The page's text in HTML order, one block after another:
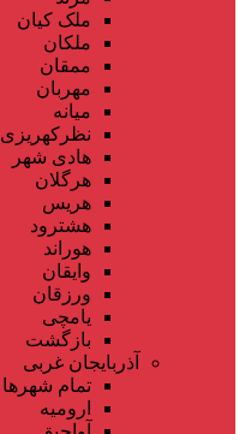
ملک کیان
ملکان
ممقان
مهربان
میانه
نظرکهریزی
هادی شهر
هرگلان
هریس
هشترود
هوراند
وایقان
ورزقان
یامچی
بازگشت
آذربایجان غربی
تمام شهر‌ها
ارومیه